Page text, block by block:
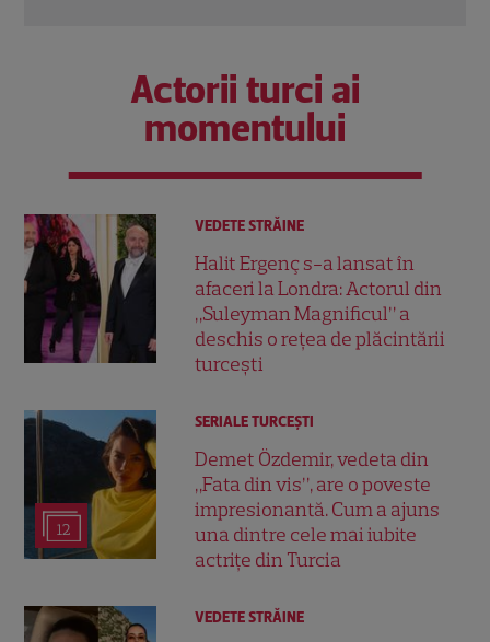
Actorii turci ai
momentului
VEDETE STRĂINE
Halit Ergenç s-a lansat în
afaceri la Londra: Actorul din
„Suleyman Magnificul” a
deschis o rețea de plăcintării
turcești
12
SERIALE TURCEŞTI
Demet Özdemir, vedeta din
„Fata din vis”, are o poveste
impresionantă. Cum a ajuns
una dintre cele mai iubite
actrițe din Turcia
VEDETE STRĂINE